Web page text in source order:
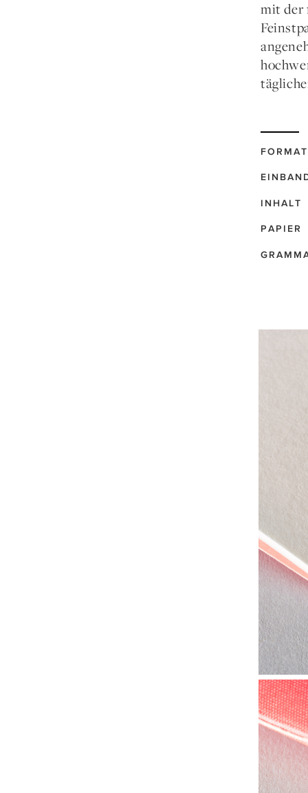
mit der
FORMAT
INHALT
PAPIER